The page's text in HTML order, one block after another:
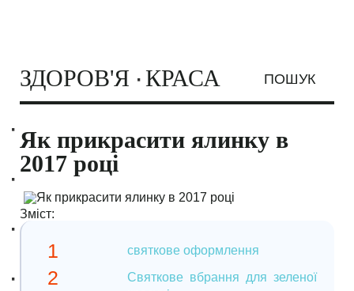
GinkaGuru.ru
ЗДОРОВ'Я
КРАСА
МОДА ТА СТИЛЬ
ЗАЧІСКИ ТА
СТРИЖКИ
КОСМЕТОЛОГІЯ
МАСКИ
СЕКС
ПОШУК
Як прикрасити ялинку в
2017 році
Зміст:
святкове оформлення
Святкове вбрання для зеленої